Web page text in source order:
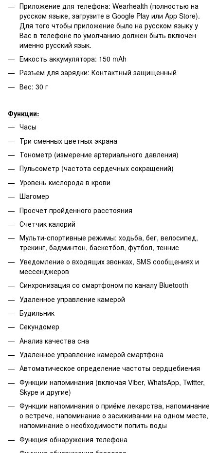
Приложение для телефона: Wearhealth (полностью на
русском языке, загрузите в Google Play или App Store).
Для того чтобы приложение было на русском языку у
Вас в телефоне по умолчанию должен быть включён
именно русский язык.
Емкость аккумулятора: 150 mAh
Разъем для зарядки: Контактный защищенный
Вес: 30 г
Функции:
Часы
Три сменных цветных экрана
Тонометр (измерение артериального давления)
Пульсометр (частота сердечных сокращений)
Уровень кислорода в крови
Шагомер
Просчет пройденного расстояния
Счетчик калорий
Мульти-спортивные режимы: ходьба, бег, велосипед,
трекинг, бадминтон, баскетбол, футбол, теннис
Уведомление о входящих звонках, SMS сообщениях и
мессенджеров
Синхронизация со смартфоном по каналу Bluetooth
Удаленное управление камерой
Будильник
Секундомер
Анализ качества сна
Удаленное управление камерой смартфона
Автоматическое определение частоты сердцебиения
Функции напоминания (включая Viber, WhatsApp, Twitter,
Skype и другие)
Функции напоминания о приёме лекарства, напоминание
о встрече, напоминание о засиживании на одном месте,
напоминание о необходимости попить воды
Функция обнаружения телефона